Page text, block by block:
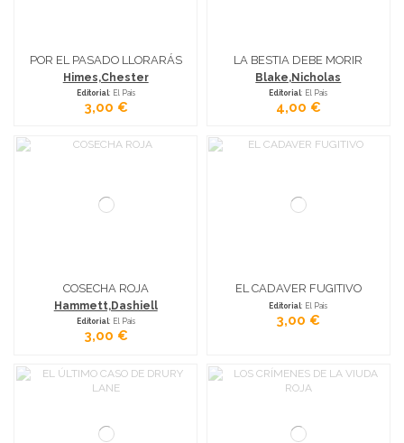
POR EL PASADO LLORARÁS
Himes,Chester
Editorial: El Pais
3,00 €
LA BESTIA DEBE MORIR
Blake,Nicholas
Editorial: El Pais
4,00 €
COSECHA ROJA
Hammett,Dashiell
Editorial: El Pais
3,00 €
EL CADAVER FUGITIVO
Editorial: El Pais
3,00 €